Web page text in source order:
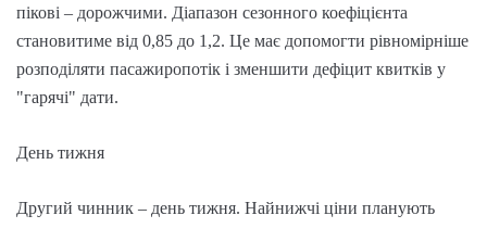
пікові – дорожчими. Діапазон сезонного коефіцієнта
становитиме від 0,85 до 1,2. Це має допомогти рівномірніше
розподіляти пасажиропотік і зменшити дефіцит квитків у
"гарячі" дати.
День тижня
Другий чинник – день тижня. Найнижчі ціни планують